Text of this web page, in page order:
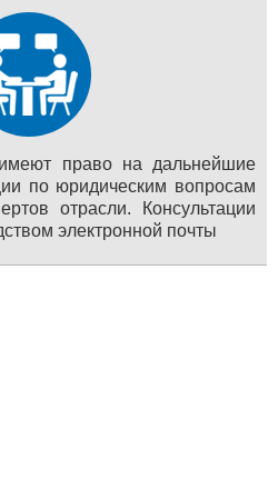
право на дальнейшие
по юридическим вопросам
отрасли. Консультации
электронной почты